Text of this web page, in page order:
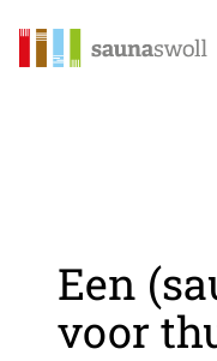
Sauna Swoll
Een
voor